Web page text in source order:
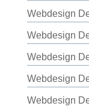
Webdesign
Webdesign
Webdesign
Webdesign
Webdesign